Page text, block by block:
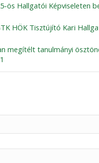
ös Hallgatói Képviseleten
HÖK Tisztújító Kari
megítélt tanulmányi